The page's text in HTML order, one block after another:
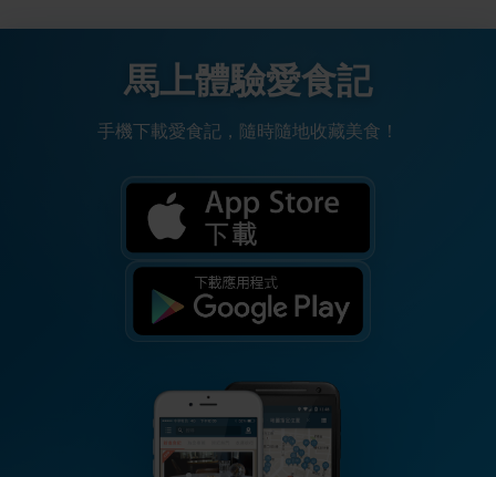
馬上體驗愛食記
手機下載愛食記，隨時隨地收藏美食！